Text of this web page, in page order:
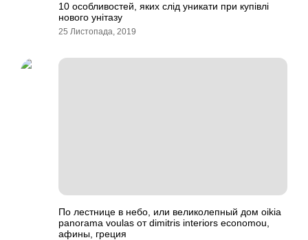
10 особливостей, яких слід уникати при купівлі
нового унітазу
25 Листопада, 2019
По лестнице в небо, или великолепный дом oikia
panorama voulas от dimitris interiors economou,
афины, греция